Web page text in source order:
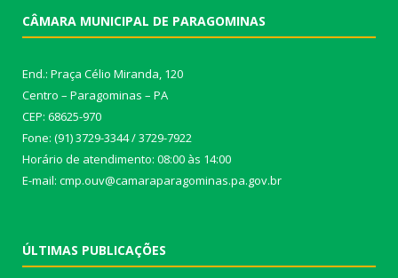
CÂMARA MUNICIPAL DE PARAGOMINAS
End.: Praça Célio Miranda, 120
Centro – Paragominas – PA
CEP: 68625-970
Fone: (91) 3729-3344 / 3729-7922
Horário de atendimento: 08:00 às 14:00
E-mail: cmp.ouv@camaraparagominas.pa.gov.br
ÚLTIMAS PUBLICAÇÕES